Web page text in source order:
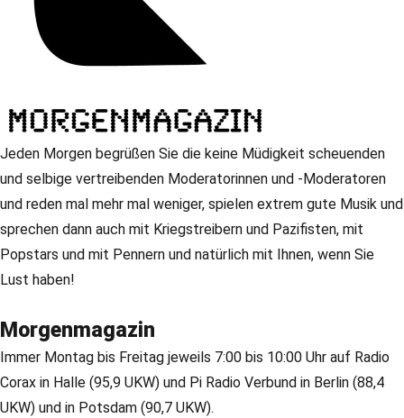
Jeden Morgen begrüßen Sie die keine Müdigkeit scheuenden
und selbige vertreibenden Moderatorinnen und -Moderatoren
und reden mal mehr mal weniger, spielen extrem gute Musik und
sprechen dann auch mit Kriegstreibern und Pazifisten, mit
Popstars und mit Pennern und natürlich mit Ihnen, wenn Sie
Lust haben!
Morgenmagazin
Immer Montag bis Freitag jeweils 7:00 bis 10:00 Uhr auf Radio
Corax in Halle (95,9 UKW) und Pi Radio Verbund in Berlin (88,4
UKW) und in Potsdam (90,7 UKW).